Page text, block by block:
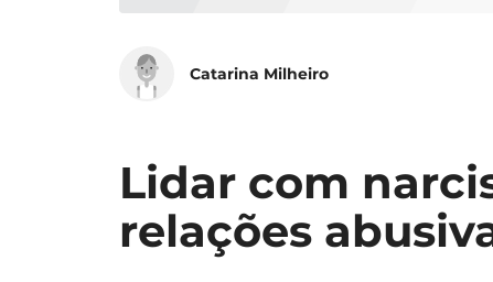
Catarina Milheiro
Lidar com
relações